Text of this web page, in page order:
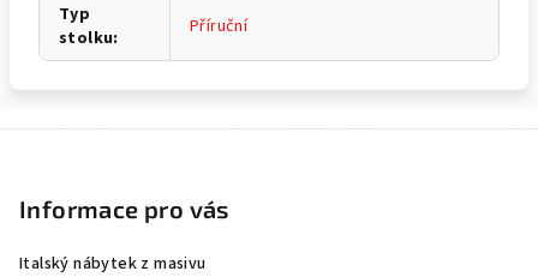
Typ
stolku: Příruční
Informace pro vás
Italský nábytek z masivu